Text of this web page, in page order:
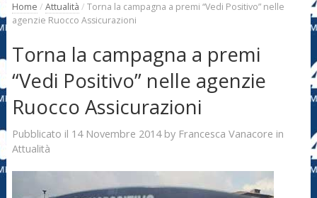
Home / Attualità / Torna la campagna a premi “Vedi Positivo” nelle
agenzie Ruocco Assicurazioni
Torna la campagna a premi
“Vedi Positivo” nelle agenzie
Ruocco Assicurazioni
Pubblicato il 14 Novembre 2014by Francesca Vanacore in
Attualità